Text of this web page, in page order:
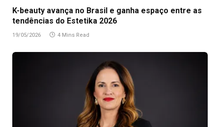
K-beauty avança no Brasil e ganha espaço entre as
tendências do Estetika 2026
19/05/2026 4 Mins Read